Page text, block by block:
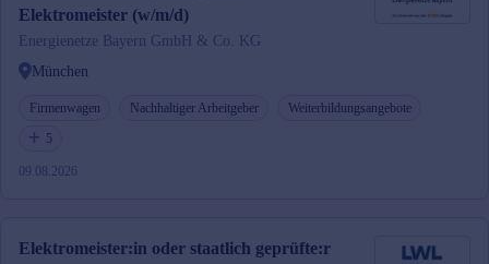
Elektromeister (w/m/d)
Energienetze Bayern GmbH & Co. KG
München
Firmenwagen Nachhaltiger Arbeitgeber
Weiterbildungsangebote
5
09.08.2026
Elektromeister:in oder staatlich geprüfte:r